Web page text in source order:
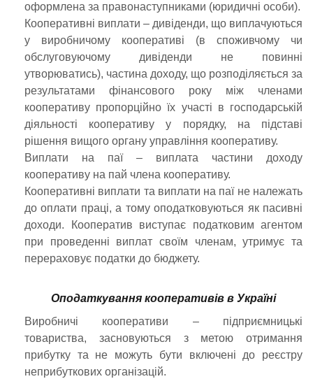
оформлена за правонаступниками (юридичні особи).
Кооперативні виплати – дивіденди, що виплачуються
у виробничому кооперативі (в споживчому чи
обслуговуючому дивіденди не повинні
утворюватись), частина доходу, що розподіляється за
результатами фінансового року між членами
кооперативу пропорційно їх участі в господарській
діяльності кооперативу у порядку, на підставі
рішення вищого органу управління кооперативу.
Виплати на паї – виплата частини доходу
кооперативу на пай члена кооперативу.
Кооперативні виплати та виплати на паї не належать
до оплати праці, а тому оподатковуються як пасивні
доходи. Кооператив виступає податковим агентом
при проведенні виплат своїм членам, утримує та
перераховує податки до бюджету.
Оподаткування кооперативів в Україні
Виробничі кооперативи – підприємницькі
товариства, засновуються з метою отримання
прибутку та не можуть бути включені до реєстру
неприбуткових організацій.